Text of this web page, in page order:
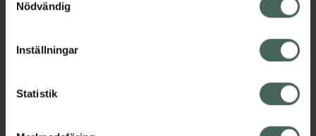
återkalla ditt samtycke via webbplatsens
cookieinställningar. Ett återkallat samtycke påverkar inte
lagligheten av behandling som skett innan återkallelsen.
Nödvändig
Inställningar
Statistik
Kategorier:
Visa
Instruktioner Visa